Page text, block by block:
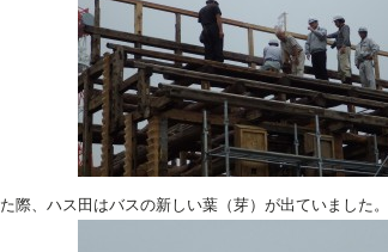
際、ハス田はバスの新しい葉（芽）が出ていました。